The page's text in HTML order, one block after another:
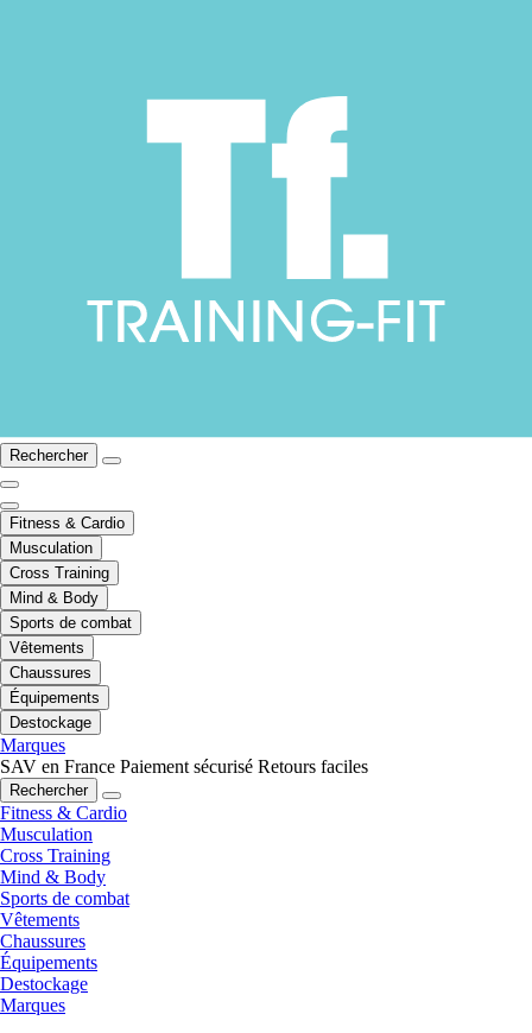
Rechercher
Fitness & Cardio
Musculation
Cross Training
Mind & Body
Sports de combat
Vêtements
Chaussures
Équipements
Destockage
Marques
SAV en France Paiement sécurisé Retours faciles
Rechercher
Fitness & Cardio
Musculation
Cross Training
Mind & Body
Sports de combat
Vêtements
Chaussures
Équipements
Destockage
Marques